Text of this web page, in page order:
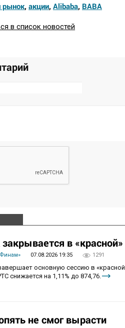
рынок, акции, Alibaba, BABA
в список новостей
в «красной»
07.08.2026 19:35 1291
основную сессию в
снижается на 1,11% до 874,76.
не смог вырасти